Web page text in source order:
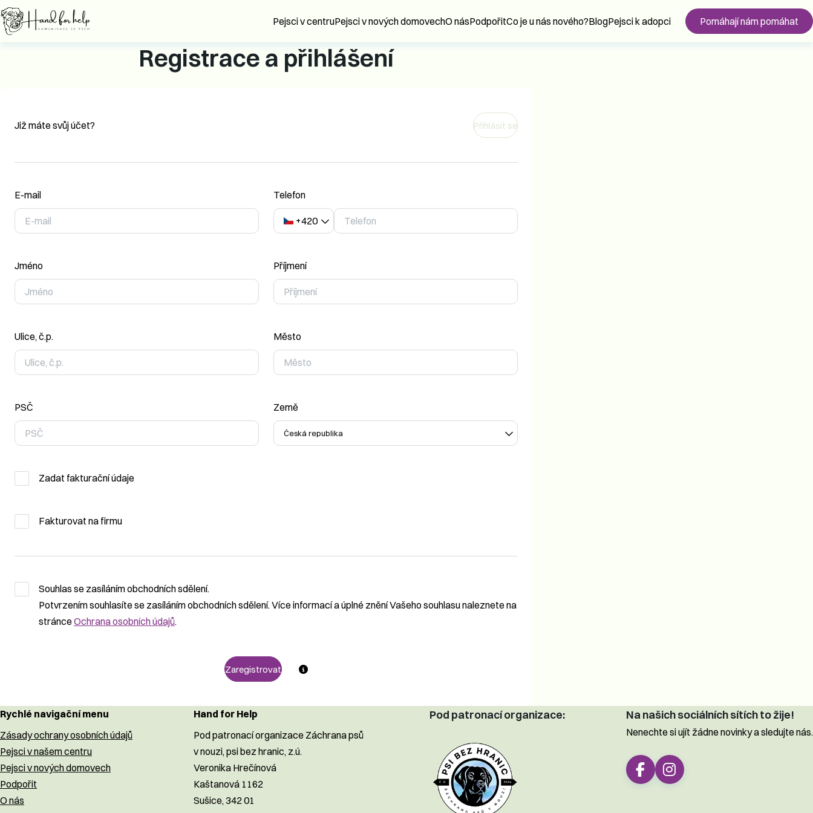
Registrace a přihlášení
Již máte svůj účet? Přihlásit se
E-mail Telefon
+420
Jméno Příjmení
Ulice, č.p. Město
PSČ Země
Česká republika
Zadat fakturační údaje
Fakturovat na firmu
Souhlas se zasíláním obchodních sdělení.
Potvrzením souhlasíte se zasíláním obchodních sdělení. Více informací a úplné znění Vašeho souhlasu naleznete na
stránceOchrana osobních údajů.
Pejsci v centruPejsci v nových domovechO násPodpořitCo je u nás nového?BlogPejsci k adopci Pomáhají nám pomáhat
Rychlé navigační menu
Zásady ochrany osobních údajů
Pejsci v našem centru
Pejsci v nových domovech
Podpořit
O nás
Hand for Help
Pod patronací organizace Záchrana psů
v nouzi, psi bez hranic, z.ú.
Veronika Hrečínová
Kaštanová 1162
Sušice, 342 01
Pod patronací organizace: Na našich sociálních sítích to žije!
Nenechte si ujít žádne novinky a sledujte nás.